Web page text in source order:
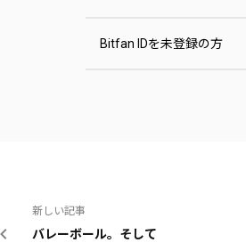
Bitfan IDを未登録の方
新しい記事
バレーボール。そして